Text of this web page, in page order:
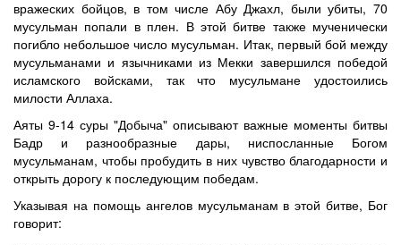
вражеских бойцов, в том числе Абу Джахл, были убиты, 70
мусульман попали в плен. В этой битве также мученически
погибло небольшое число мусульман. Итак, первый бой между
мусульманами и язычниками из Мекки завершился победой
исламского войсками, так что мусульмане удостоились
милости Аллаха.
Аяты 9-14 суры "Добыча" описывают важные моменты битвы
Бадр и разнообразные дары, ниспосланные Богом
мусульманам, чтобы пробудить в них чувство благодарности и
открыть дорогу к последующим победам.
Указывая на помощь ангелов мусульманам в этой битве, Бог
говорит: